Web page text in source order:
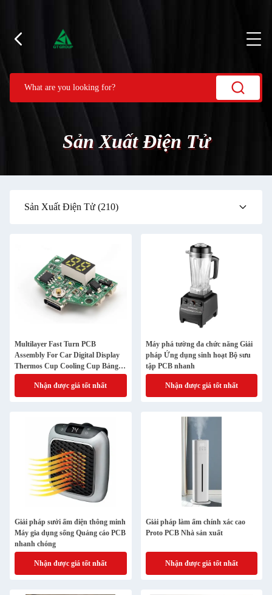
Sản Xuất Điện Tử
Sản Xuất Điện Tử (210)
Multilayer Fast Turn PCB
Assembly For Car Digital Display
Thermos Cup Cooling Cup Bảng
điều khiển tủ lạnh xe hơi
Nhận được giá tốt nhất
Máy phá tường đa chức năng Giải
pháp Ứng dụng sinh hoạt Bộ sưu
tập PCB nhanh
Nhận được giá tốt nhất
Giải pháp sưởi ấm điện thông minh
Máy gia dụng sống Quảng cáo PCB
nhanh chóng
Nhận được giá tốt nhất
Giải pháp làm ẩm chính xác cao
Proto PCB Nhà sản xuất
Nhận được giá tốt nhất